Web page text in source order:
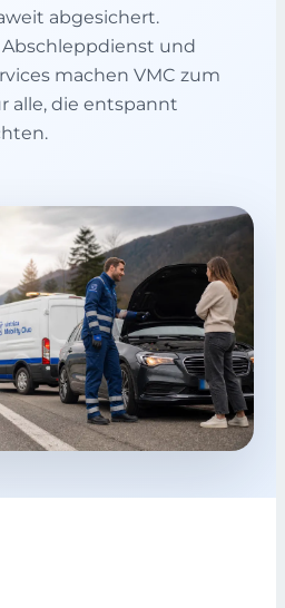
abgesichert.
und
machen VMC zum
alle, die entspannt